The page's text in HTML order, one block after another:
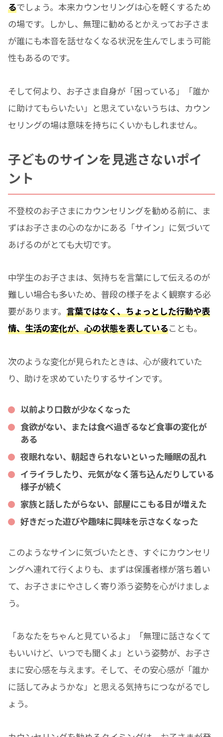
るでしょう。本来カウンセリングは心を軽くするため
の場です。しかし、無理に勧めるとかえってお子さま
が誰にも本音を話せなくなる状況を生んでしまう可能
性もあるのです。
そして何より、お子さま自身が「困っている」「誰か
に助けてもらいたい」と思えていないうちは、カウン
セリングの場は意味を持ちにくいかもしれません。
子どものサインを見逃さないポイ
ント
不登校のお子さまにカウンセリングを勧める前に、ま
ずはお子さまの心のなかにある「サイン」に気づいて
あげるのがとても大切です。
中学生のお子さまは、気持ちを言葉にして伝えるのが
難しい場合も多いため、普段の様子をよく観察する必
要があります。言葉ではなく、ちょっとした行動や表
情、生活の変化が、心の状態を表していることも。
次のような変化が見られたときは、心が疲れていた
り、助けを求めていたりするサインです。
以前より口数が少なくなった
食欲がない、または食べ過ぎるなど食事の変化が
ある
夜眠れない、朝起きられないといった睡眠の乱れ
イライラしたり、元気がなく落ち込んだりしている
様子が続く
家族と話したがらない、部屋にこもる日が増えた
好きだった遊びや趣味に興味を示さなくなった
このようなサインに気づいたとき、すぐにカウンセリ
ングへ連れて行くよりも、まずは保護者様が落ち着い
て、お子さまにやさしく寄り添う姿勢を心がけましょ
う。
「あなたをちゃんと見ているよ」「無理に話さなくて
もいいけど、いつでも聞くよ」という姿勢が、お子さ
まに安心感を与えます。そして、その安心感が「誰か
に話してみようかな」と思える気持ちにつながるでし
ょう。